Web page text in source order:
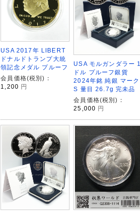
USA 2017年 LIBERT
ドナルドトランプ大統
領記念メダル プルーフ
会員価格(税別)：
1,200 円
USA モルガンダラー 1
ドル プルーフ銀貨
2024年銘 純銀 マーク
S 量目 26.7g 完未品
会員価格(税別)：
25,000 円